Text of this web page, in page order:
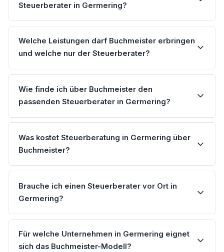
Steuerberater in Germering?
Welche Leistungen darf Buchmeister erbringen
und welche nur der Steuerberater?
Wie finde ich über Buchmeister den
passenden Steuerberater in Germering?
Was kostet Steuerberatung in Germering über
Buchmeister?
Brauche ich einen Steuerberater vor Ort in
Germering?
Für welche Unternehmen in Germering eignet
sich das Buchmeister-Modell?